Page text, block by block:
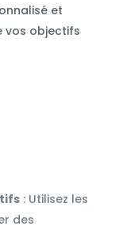
et
vos objectifs
: Utilisez les
des